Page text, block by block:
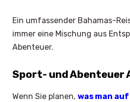
Ein umfassender Bahamas-
immer eine Mischung aus
Abenteuer.
Sport- und
Wenn Sie planen, was man